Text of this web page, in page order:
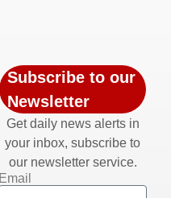
Subscribe to our
Newsletter
Get daily news alerts in
your inbox, subscribe to
our newsletter service.
Email